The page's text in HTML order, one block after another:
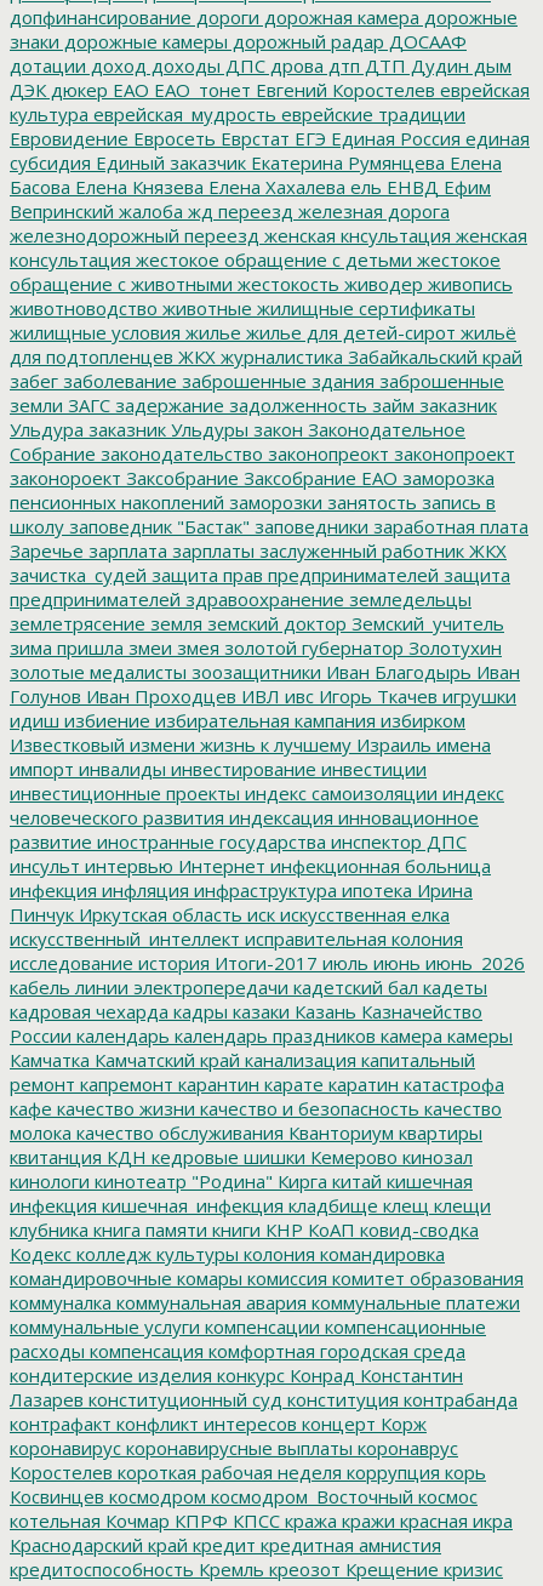
допфинансирование дороги дорожная камера дорожные
знаки дорожные камеры дорожный радар ДОСААФ
дотации доход доходы ДПС дрова дтп ДТП Дудин дым
ДЭК дюкер ЕАО ЕАО_тонет Евгений Коростелев еврейская
культура еврейская_мудрость еврейские традиции
Евровидение Евросеть Еврстат ЕГЭ Единая Россия единая
субсидия Единый заказчик Екатерина Румянцева Елена
Басова Елена Князева Елена Хахалева ель ЕНВД Ефим
Вепринский жалоба жд переезд железная дорога
железнодорожный переезд женская кнсультация женская
консультация жестокое обращение с детьми жестокое
обращение с животными жестокость живодер живопись
животноводство животные жилищные сертификаты
жилищные условия жилье жилье для детей-сирот жильё
для подтопленцев ЖКХ журналистика Забайкальский край
забег заболевание заброшенные здания заброшенные
земли ЗАГС задержание задолженность займ заказник
Ульдура заказник Ульдуры закон Законодательное
Собрание законодательство законопреокт законопроект
законороект Заксобрание Заксобрание ЕАО заморозка
пенсионных накоплений заморозки занятость запись в
школу заповедник "Бастак" заповедники заработная плата
Заречье зарплата зарплаты заслуженный работник ЖКХ
зачистка_судей защита прав предпринимателей защита
предпринимателей здравоохранение земледельцы
землетрясение земля земский доктор Земский_учитель
зима пришла змеи змея золотой губернатор Золотухин
золотые медалисты зоозащитники Иван Благодырь Иван
Голунов Иван Проходцев ИВЛ ивс Игорь Ткачев игрушки
идиш избиение избирательная кампания избирком
Известковый измени жизнь к лучшему Израиль имена
импорт инвалиды инвестирование инвестиции
инвестиционные проекты индекс самоизоляции индекс
человеческого развития индексация инновационное
развитие иностранные государства инспектор ДПС
инсульт интервью Интернет инфекционная больница
инфекция инфляция инфраструктура ипотека Ирина
Пинчук Иркутская область иск искусственная елка
искусственный_интеллект исправительная колония
исследование история Итоги-2017 июль июнь июнь_2026
кабель линии электропередачи кадетский бал кадеты
кадровая чехарда кадры казаки Казань Казначейство
России календарь календарь праздников камера камеры
Камчатка Камчатский край канализация капитальный
ремонт капремонт карантин карате каратин катастрофа
кафе качество жизни качество и безопасность качество
молока качество обслуживания Кванториум квартиры
квитанция КДН кедровые шишки Кемерово кинозал
кинологи кинотеатр "Родина" Кирга китай кишечная
инфекция кишечная_инфекция кладбище клещ клещи
клубника книга памяти книги КНР КоАП ковид-сводка
Кодекс колледж культуры колония командировка
командировочные комары комиссия комитет образования
коммуналка коммунальная авария коммунальные платежи
коммунальные услуги компенсации компенсационные
расходы компенсация комфортная городская среда
кондитерские изделия конкурс Конрад Константин
Лазарев конституционный суд конституция контрабанда
контрафакт конфликт интересов концерт Корж
коронавирус коронавирусные выплаты коронаврус
Коростелев короткая рабочая неделя коррупция корь
Косвинцев космодром космодром_Восточный космос
котельная Кочмар КПРФ КПСС кража кражи красная икра
Краснодарский край кредит кредитная амнистия
кредитоспособность Кремль креозот Крещение кризис